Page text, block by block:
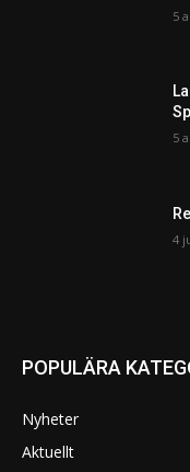
5
5
4
POPULÄRA
Nyheter
Aktuellt